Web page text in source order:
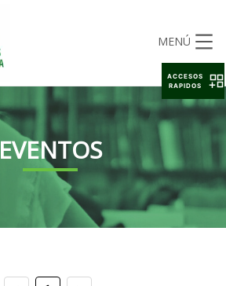
MENÚ
EVENTOS
ACCESOS
RAPIDOS